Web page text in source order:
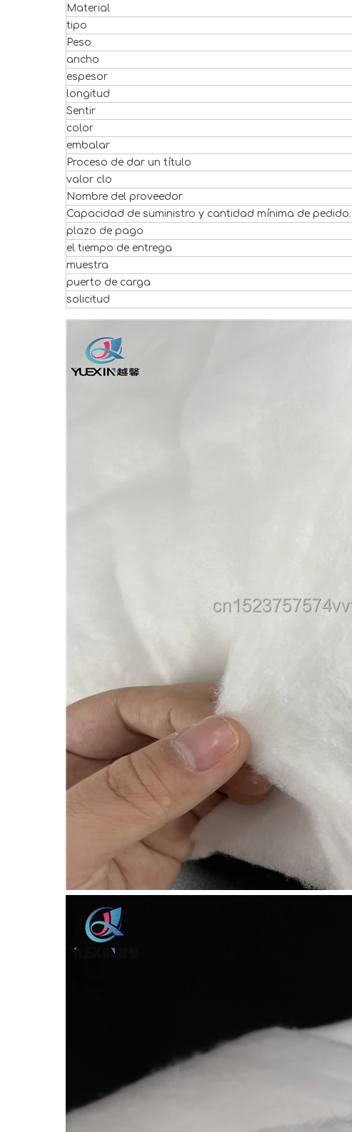
Material
tipo
Peso
ancho
espesor
longitud
Sentir
color
embalar
Proceso de dar un título
valor clo
Nombre del proveedor
Capacidad de suministro y cantidad mínima de pedido.
plazo de pago
el tiempo de entrega
muestra
puerto de carga
solicitud